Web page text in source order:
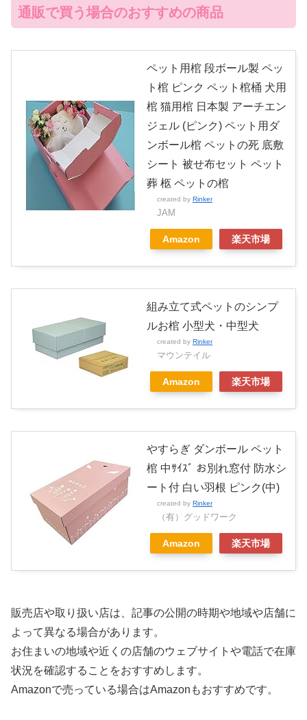
通販で買う場合のおすすめの商品
ペット用棺 段ボール製 ペッ
ト棺 ピンク ペット棺桶 犬用
棺 猫用棺 日本製 アーチエン
ジェル (ピンク) ペット用ダ
ンボール棺 ペットの死 底敷
シート 被せ布セット ペット
葬 柩 ペットの棺
created by Rinker
JAM
Amazon 楽天市場
組み立て式ペットのシンプ
ルお棺 小型犬・中型犬
created by Rinker
マウンテイル
Amazon 楽天市場
やすらぎ ダンボール ペット
棺 中ｻｲｽﾞ お別れ窓付 防水シ
ート付 白い羽根 ピンク(中)
created by Rinker
（有）グッドワーク
Amazon 楽天市場
販売店や取り扱い店は、記事の公開の時期や地域や店舗に
よって異なる場合があります。
お住まいの地域や近くの店舗のウェブサイトや電話で在庫
状況を確認することをおすすめします。
Amazonで売っている場合はAmazonもおすすめです。